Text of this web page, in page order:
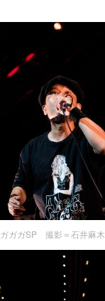
ガガガSP 撮影＝石井麻木